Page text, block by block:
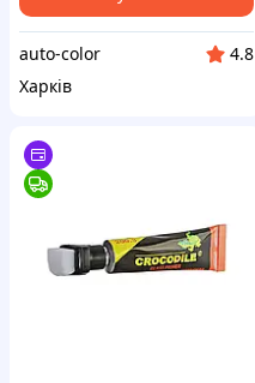
auto-color
4.8
Харків